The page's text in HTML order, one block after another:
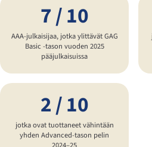
7 / 10
AAA-julkaisijaa, jotka ylittävät GAG
Basic -tason vuoden 2025
pääjulkaisuissa
2 / 10
jotka ovat tuottaneet vähintään
yhden Advanced-tason pelin